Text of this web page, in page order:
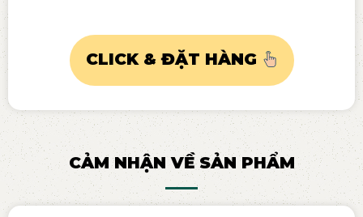
CLICK & ĐẶT HÀNG
CẢM NHẬN VỀ SẢN PHẨM